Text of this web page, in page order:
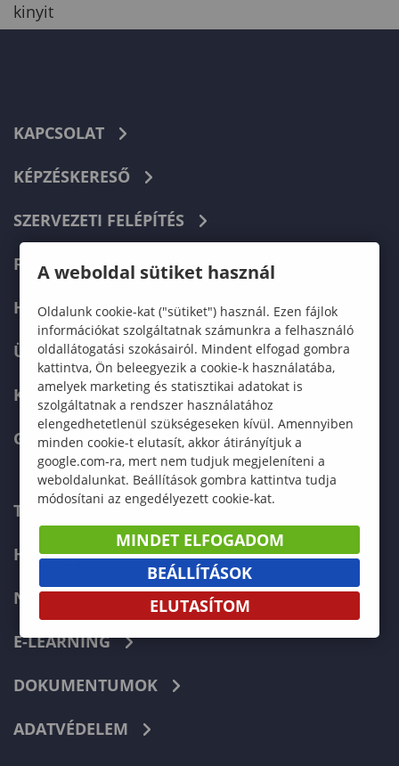
kinyit
KAPCSOLAT
KÉPZÉSKERESŐ
SZERVEZETI FELÉPÍTÉS
FELVÉTELIZŐKNEK
HALLGATÓKNAK
ÜZLETI PARTNEREKNEK
KARRIER
GREEN UNIVERSITY
TELEFONKÖNYV
HIBABEJELENTÉS
NEPTUN
E-LEARNING
DOKUMENTUMOK
ADATVÉDELEM
A weboldal sütiket használ
Oldalunk cookie-kat ("sütiket") használ. Ezen fájlok
információkat szolgáltatnak számunkra a felhasználó
oldallátogatási szokásairól. Mindent elfogad gombra
kattintva, Ön beleegyezik a cookie-k használatába,
amelyek marketing és statisztikai adatokat is
szolgáltatnak a rendszer használatához
elengedhetetlenül szükségeseken kívül. Amennyiben
minden cookie-t elutasít, akkor átirányítjuk a
google.com-ra, mert nem tudjuk megjeleníteni a
weboldalunkat. Beállítások gombra kattintva tudja
módosítani az engedélyezett cookie-kat.
MINDET ELFOGADOM
BEÁLLÍTÁSOK
ELUTASÍTOM